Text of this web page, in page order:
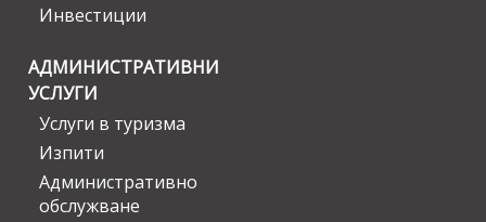
Инвестиции
АДМИНИСТРАТИВНИ
УСЛУГИ
Услуги в туризма
Изпити
Административно
обслужване